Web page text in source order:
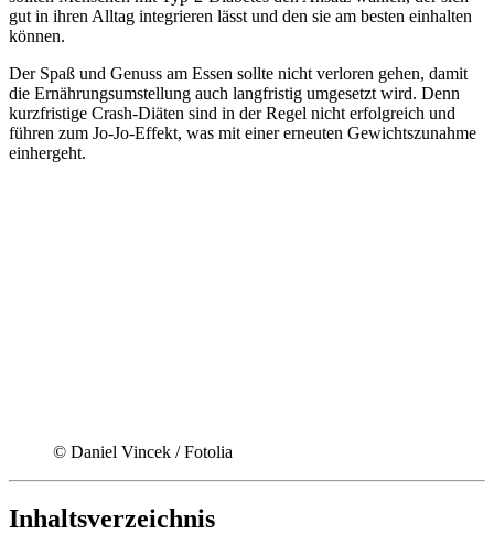
gut in ihren Alltag integrieren lässt und den sie am besten einhalten
können.
Der Spaß und Genuss am Essen sollte nicht verloren gehen, damit
die Ernährungsumstellung auch langfristig umgesetzt wird. Denn
kurzfristige Crash-Diäten sind in der Regel nicht erfolgreich und
führen zum Jo-Jo-Effekt, was mit einer erneuten Gewichtszunahme
einhergeht.
© Daniel Vincek / Fotolia
Inhaltsverzeichnis